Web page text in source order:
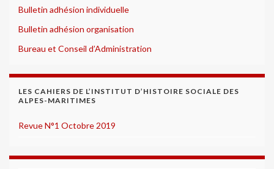
Bulletin adhésion individuelle
Bulletin adhésion organisation
Bureau et Conseil d’Administration
LES CAHIERS DE L’INSTITUT D’HISTOIRE SOCIALE DES
ALPES-MARITIMES
Revue N°1 Octobre 2019